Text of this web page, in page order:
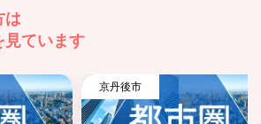
は
見ています
京丹後市